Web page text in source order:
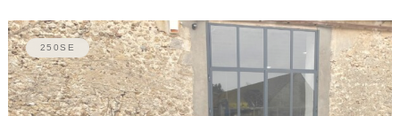
250SE